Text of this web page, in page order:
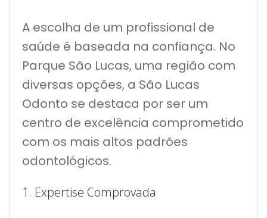
A escolha de um profissional de
saúde é baseada na confiança. No
Parque São Lucas, uma região com
diversas opções, a São Lucas
Odonto se destaca por ser um
centro de excelência comprometido
com os mais altos padrões
odontológicos.
1. Expertise Comprovada